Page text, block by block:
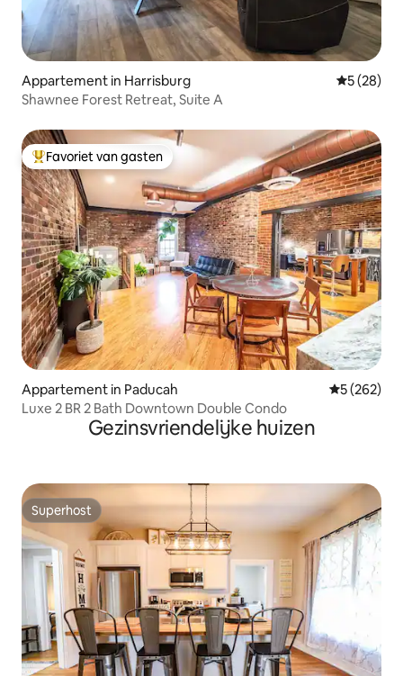
Appartement in Harrisburg
5 (28)
Shawnee Forest Retreat, Suite A
Topfavoriet van gasten
Favoriet van gasten
Appartement in Paducah
5 (262)
Luxe 2 BR 2 Bath Downtown Double Condo
Gezinsvriendelijke huizen
Superhost
Superhost